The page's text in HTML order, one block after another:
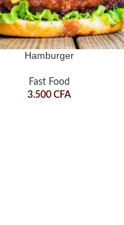
Hamburger
Fast Food
3.500 CFA